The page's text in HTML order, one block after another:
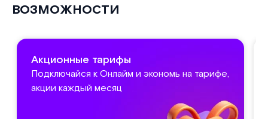
возможности
Акционные тарифы
Подключайся к Онлайм и экономь на тарифе,
акции каждый месяц